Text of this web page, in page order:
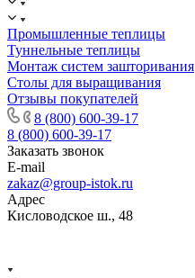
Промышленные теплицы
Туннельные теплицы
Монтаж систем зашторивания
Столы для выращивания
Отзывы покупателей
8 (800) 600-39-17
8 (800) 600-39-17
Заказать звонок
E-mail
zakaz@group-istok.ru
Адрес
Кисловодское ш., 48